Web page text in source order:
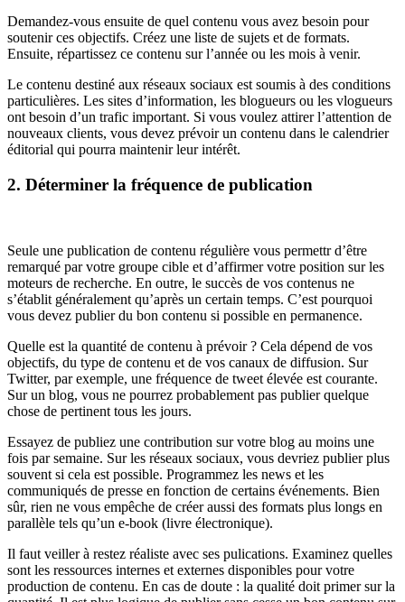
Demandez-vous ensuite de quel contenu vous avez besoin pour
soutenir ces objectifs. Créez une liste de sujets et de formats.
Ensuite, répartissez ce contenu sur l’année ou les mois à venir.
Le contenu destiné aux réseaux sociaux est soumis à des conditions
particulières. Les sites d’information, les blogueurs ou les vlogueurs
ont besoin d’un trafic important. Si vous voulez attirer l’attention de
nouveaux clients, vous devez prévoir un contenu dans le calendrier
éditorial qui pourra maintenir leur intérêt.
2. Déterminer la fréquence de publication
Seule une publication de contenu régulière vous permettr d’être
remarqué par votre groupe cible et d’affirmer votre position sur les
moteurs de recherche. En outre, le succès de vos contenus ne
s’établit généralement qu’après un certain temps. C’est pourquoi
vous devez publier du bon contenu si possible en permanence.
Quelle est la quantité de contenu à prévoir ? Cela dépend de vos
objectifs, du type de contenu et de vos canaux de diffusion. Sur
Twitter, par exemple, une fréquence de tweet élevée est courante.
Sur un blog, vous ne pourrez probablement pas publier quelque
chose de pertinent tous les jours.
Essayez de publiez une contribution sur votre blog au moins une
fois par semaine. Sur les réseaux sociaux, vous devriez publier plus
souvent si cela est possible. Programmez les news et les
communiqués de presse en fonction de certains événements. Bien
sûr, rien ne vous empêche de créer aussi des formats plus longs en
parallèle tels qu’un e-book (livre électronique).
Il faut veiller à restez réaliste avec ses pulications. Examinez quelles
sont les ressources internes et externes disponibles pour votre
production de contenu. En cas de doute : la qualité doit primer sur la